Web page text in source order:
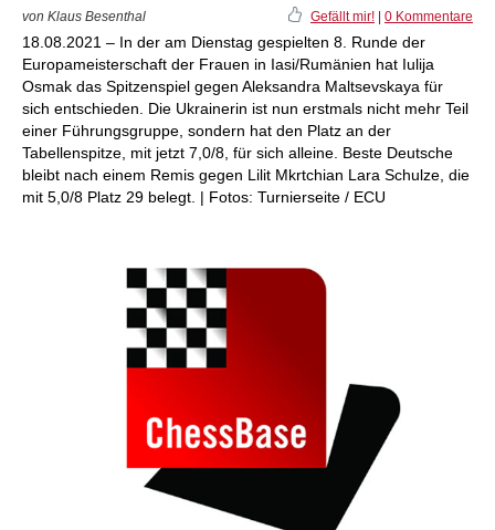
von Klaus Besenthal Gefällt mir! 0 Kommentare
18.08.2021 – In der am Dienstag gespielten 8. Runde der
Europameisterschaft der Frauen in Iasi/Rumänien hat Iulija
Osmak das Spitzenspiel gegen Aleksandra Maltsevskaya für
sich entschieden. Die Ukrainerin ist nun erstmals nicht mehr Teil
einer Führungsgruppe, sondern hat den Platz an der
Tabellenspitze, mit jetzt 7,0/8, für sich alleine. Beste Deutsche
bleibt nach einem Remis gegen Lilit Mkrtchian Lara Schulze, die
mit 5,0/8 Platz 29 belegt. | Fotos: Turnierseite / ECU